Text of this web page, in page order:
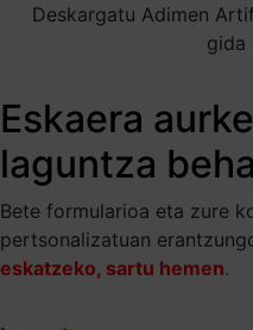
Eskaera
laguntza
Bete formularioa eta zure
pertsonalizatuan
eskatzeko, sartu hemen.
Deskargatu Adimen
gida